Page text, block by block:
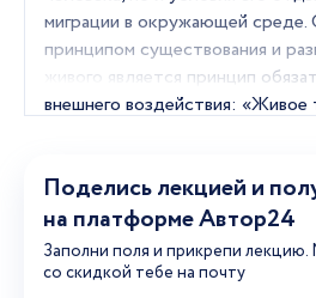
Поделись лекцией и
на платформе Автор24
Заполни поля и прикрепи
со скидкой тебе на почту